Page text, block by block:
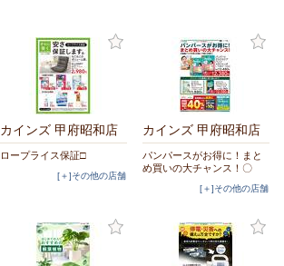
カインズ 甲府昭和店
ロープライス保証□
[＋]その他の店舗
カインズ 甲府昭和店
パンパースがお得に！まと
め買いの大チャンス！〇
[＋]その他の店舗